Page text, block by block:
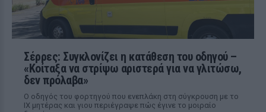
Σέρρες: Συγκλονίζει η κατάθεση του οδηγού –
«Κοίταξα να στρίψω αριστερά για να γλιτώσω,
δεν πρόλαβα»
Ο οδηγός του φορτηγού που ενεπλάκη στη σύγκρουση με το
ΙΧ μητέρας και γιου περιέγραψε πώς έγινε το μοιραίο